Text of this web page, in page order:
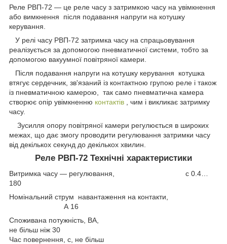
Реле РВП-72 — це реле часу з затримкою часу на увімкнення
або вимкнення після подавання напруги на котушку
керування.
У релі часу РВП-72 затримка часу на спрацьовування
реалізується за допомогою пневматичної системи, тобто за
допомогою вакуумної повітряної камери.
Після подавання напруги на котушку керування котушка
втягує сердечник, зв'язаний із контактною групою реле і також
із пневматичною камерою, так само пневматична камера
створює опір увімкненню контактів , чим і викликає затримку
часу.
Зусилля опору повітряної камери регулюється в широких
межах, що дає змогу проводити регулювання затримки часу
від декількох секунд до декількох хвилин.
Реле РВП-72 Технічні характеристики
Витримка часу — регулювання, c 0.4…
180
Номінальний струм навантаження на контакти,
А 16
Споживана потужність, ВА,
не більш ніж 30
Час повернення, с, не більш